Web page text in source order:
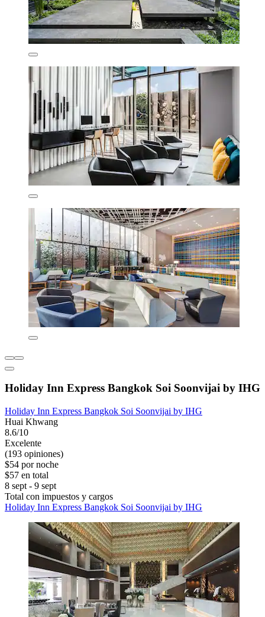
Holiday Inn Express Bangkok Soi Soonvijai by IHG
Holiday Inn Express Bangkok Soi Soonvijai by IHG
Huai Khwang
8.6/10
Excelente
(193 opiniones)
$54 por noche
$57 en total
8 sept - 9 sept
Total con impuestos y cargos
Holiday Inn Express Bangkok Soi Soonvijai by IHG